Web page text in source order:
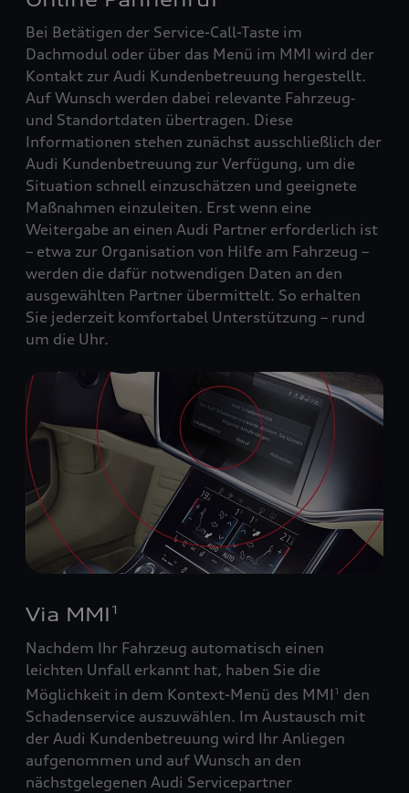
Bei Betätigen der Service-Call-Taste im
Dachmodul oder über das Menü im MMI wird der
Kontakt zur Audi Kundenbetreuung hergestellt.
Auf Wunsch werden dabei relevante Fahrzeug‑
und Standortdaten übertragen. Diese
Informationen stehen zunächst ausschließlich der
Audi Kundenbetreuung zur Verfügung, um die
Situation schnell einzuschätzen und geeignete
Maßnahmen einzuleiten. Erst wenn eine
Weitergabe an einen Audi Partner erforderlich ist
– etwa zur Organisation von Hilfe am Fahrzeug –
werden die dafür notwendigen Daten an den
ausgewählten Partner übermittelt. So erhalten
Sie jederzeit komfortabel Unterstützung – rund
um die Uhr.
Via MMI 1
Nachdem Ihr Fahrzeug automatisch einen
leichten Unfall erkannt hat, haben Sie die
Möglichkeit in dem Kontext-Menü des MMI 1
den
Schadenservice auszuwählen. Im Austausch mit
der Audi Kundenbetreuung wird Ihr Anliegen
aufgenommen und auf Wunsch an den
nächstgelegenen Audi Servicepartner